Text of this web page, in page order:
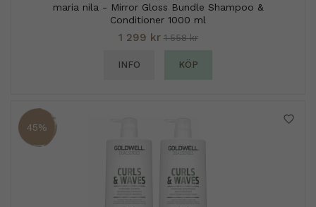
maria nila - Mirror Gloss Bundle Shampoo &
Conditioner 1000 ml
1 299 kr 1 558 kr
INFO KÖP
45%